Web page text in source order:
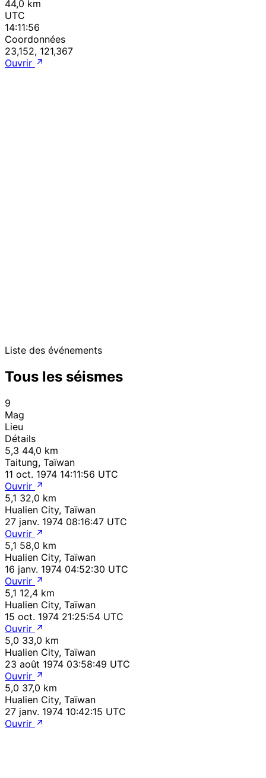
44,0 km
UTC
14:11:56
Coordonnées
23,152, 121,367
Ouvrir
Liste des événements
Tous les séismes
9
Mag
Lieu
Détails
5,3 44,0 km
Taitung, Taïwan
11 oct. 1974 14:11:56 UTC
Ouvrir
5,1 32,0 km
Hualien City, Taïwan
27 janv. 1974 08:16:47 UTC
Ouvrir
5,1 58,0 km
Hualien City, Taïwan
16 janv. 1974 04:52:30 UTC
Ouvrir
5,1 12,4 km
Hualien City, Taïwan
15 oct. 1974 21:25:54 UTC
Ouvrir
5,0 33,0 km
Hualien City, Taïwan
23 août 1974 03:58:49 UTC
Ouvrir
5,0 37,0 km
Hualien City, Taïwan
27 janv. 1974 10:42:15 UTC
Ouvrir